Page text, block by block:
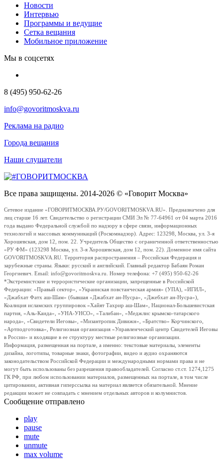
Новости
Интервью
Программы и ведущие
Сетка вещания
Мобильное приложение
Мы в соцсетях
8 (495) 950-62-26
info@govoritmoskva.ru
Реклама на радио
Города вещания
Наши слушатели
Все права защищены. 2014-2026 © «Говорит Москва»
Сетевое издание «ГОВОРИТМОСКВА.РУ/GOVORITMOSKVA.RU». Предназначено для
лиц старше 16 лет. Свидетельство о регистрации СМИ Эл № 77-64961 от 04 марта 2016
года выдано Федеральной службой по надзору в сфере связи, информационных
технологий и массовых коммуникаций (Роскомнадзор). Адрес: 123298, Москва, ул. 3-я
Хорошевская, дом 12, пом. 22. Учредитель Общество с ограниченной ответственностью
«РУ ФМ» (123298 Москва, ул. 3-я Хорошевская, дом 12, пом. 22). Доменное имя сайта
GOVORITMOSKVA.RU. Территория распространения – Российская Федерация и
зарубежные страны. Языки: русский и английский. Главный редактор Бабаян Роман
Георгиевич. Email: info@govoritmoskva.ru. Номер телефона: +7 (495) 950-62-26
*Экстремистские и террористические организации, запрещенные в Российской
Федерации: «Правый сектор», «Украинская повстанческая армия» (УПА), «ИГИЛ»,
«Джабхат Фатх аш-Шам» (бывшая «Джабхат ан-Нусра», «Джебхат ан-Нусра»),
Коалиция исламских группировок «Хайят Тахрир аш-Шам», Национал-Большевистская
партия, «Аль-Каида», «УНА-УНСО», «Талибан», «Меджлис крымско-татарского
народа», «Свидетели Иеговы», «Мизантропик Дивижн», «Братство» Корчинского,
«Артподготовка», Религиозная организация «Управленческий центр Свидетелей Иеговы
в России» и входящие в ее структуру местные религиозные организации.
Информация, размещенная на портале, а именно: текстовые материалы, элементы
дизайна, логотипы, товарные знаки, фотографии, видео и аудио охраняются
законодательством Российской Федерации и международными нормами права и не
могут быть использованы без разрешения правообладателей. Согласно ст.ст. 1274,1275
ГК РФ, при любом использовании материалов, размещенных на портале, в том числе
цитировании, активная гиперссылка на материал является обязательной. Мнение
редакции может не совпадать с мнением отдельных авторов и колумнистов.
Сообщение отправлено
play
pause
mute
unmute
max volume